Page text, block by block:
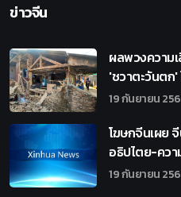
ข่าวจีน
ผลพวงความ
'ชวาตะวันตก'
19 กันยายน
โฆษกจีนเผย
อธิปไตย-คว
19 กันยายน